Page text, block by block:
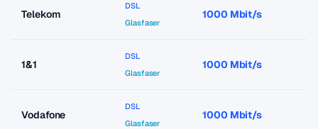
Telekom
DSL
Glasfaser
1000 Mbit/s
1&1
DSL
Glasfaser
1000 Mbit/s
Vodafone
DSL
Glasfaser
1000 Mbit/s